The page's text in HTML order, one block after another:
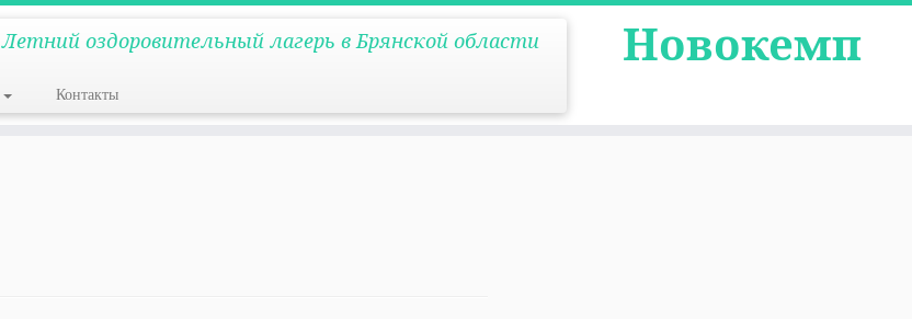
Новокемп
Летний оздоровительный лагерь в Брянской области
Контакты